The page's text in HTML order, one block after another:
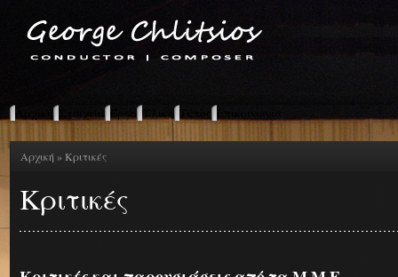
Αρχική » Κριτικές
Κριτικές
Υλικό